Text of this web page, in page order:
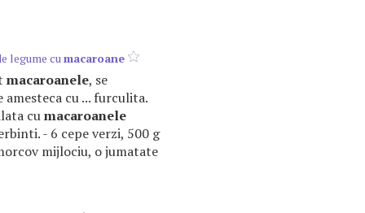
legume cumacaroane
macaroanele, se
amesteca cu ... furculita.
cumacaroanele
- 6 cepe verzi, 500 g
mijlociu, o jumatate